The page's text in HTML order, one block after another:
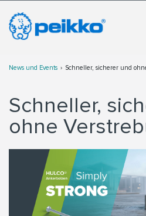
News und Events Schneller, sicherer und
Schneller,
ohne